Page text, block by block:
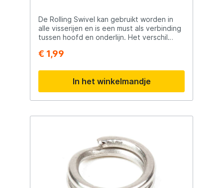
De Rolling Swivel kan gebruikt worden in
alle visserijen en is een must als verbinding
tussen hoofd en onderlijn. Het verschil
is dat deze beter rond zijn as draait en je
€ 1,99
In het winkelmandje